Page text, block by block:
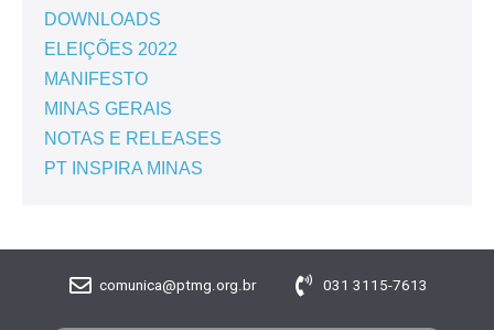
DOWNLOADS
ELEIÇÕES 2022
MANIFESTO
MINAS GERAIS
NOTAS E RELEASES
PT INSPIRA MINAS
comunica@ptmg.org.br 031 3115-7613